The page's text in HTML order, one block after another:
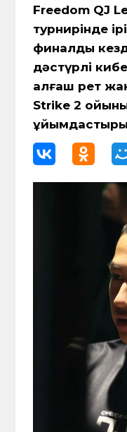
Freedom QJ
турнирінде
финалдық
дәстүрлі
алғаш рет
Strike 2